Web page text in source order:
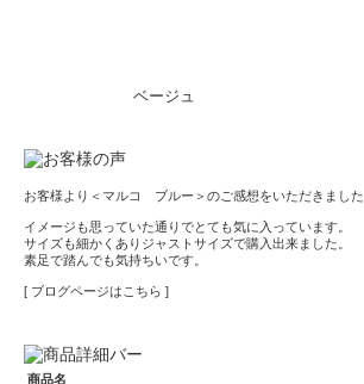
ベージュ
お客様より＜マルコ ブルー＞のご感想をいただきました
イメージも思っていた通りでとても気に入っています。
サイズも細かくありジャストサイズで購入出来ました。
素足で踏んでも気持ちいです。
[ ブログページはこちら ]
商品名